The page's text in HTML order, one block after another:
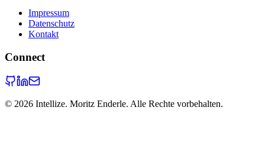
Impressum
Datenschutz
Kontakt
Connect
© 2026 Intellize. Moritz Enderle. Alle Rechte vorbehalten.